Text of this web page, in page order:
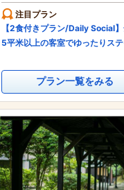
注目プラン
【2食付きプラン/Daily Social
5平米以上の客室でゆったりス
プラン一覧をみる